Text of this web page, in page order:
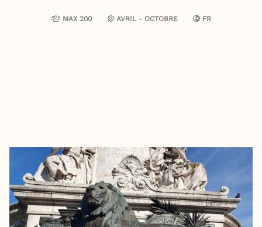
MAX 200 AVRIL - OCTOBRE FR